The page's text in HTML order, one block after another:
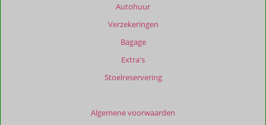
Autohuur
Verzekeringen
Bagage
Extra's
Stoelreservering
Algemene voorwaarden